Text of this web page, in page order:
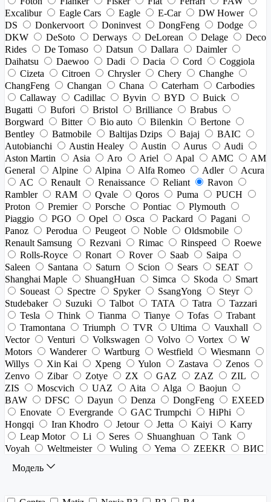
Excalibur
Eagle Cars Eagle E-Car
DW Hower
DS
Donkervoort Doninvest DongFeng
Dodge
DKW
DeSoto Derways DeLorean Delage
Deco
Rides
De Tomaso Datsun Dallara
Daimler
Daihatsu
Daewoo Dadi Dacia Cord
Coggiola
Cizeta
Citroen Chrysler Chery
Changhe
ChangFeng
Changan Chana Caterham
Carbodies
Callaway
Cadillac Byvin BYD
Buick
Bugatti
Bufori Bristol Brilliance
Brabus
Borgward
Bitter Bio auto Bilenkin
Bertone
Bentley
Batmobile Baltijas Dzips Bajaj
BAIC
Autobianchi
Austin Healey Austin Aurus
Audi
Aston Martin
Asia Aro Ariel Apal AMC
AM
General
Alpine Alpina Alfa Romeo Adler
Acura
AC
Renault Renaissance Reliant
Ravon
Rambler
RAM Qvale Qoros Puma
PUCH
Proton
Premier Porsche Pontiac
Plymouth
Piaggio
PGO Opel Osca Packard
Pagani
Panoz
Perodua Peugeot Noble
Oldsmobile
Renault Samsung
Rezvani Rimac Rinspeed
Roewe
Rolls-Royce
Ronart Rover Saab
Saipa
Saleen
Santana Saturn Scion Sears
SEAT
Shanghai Maple
ShuangHuan Simca Skoda
Smart
Soueast
Spectre Spyker SsangYong
Steyr
Studebaker
Suzuki Talbot TATA Tatra
Tazzari
Tesla
Think Tianma Tianye Tofas
Trabant
Tramontana
Triumph TVR Ultima
Vauxhall
Vector
Venturi Volkswagen Volvo Vortex
W
Motors
Wanderer Wartburg Westfield
Wiesmann
Willys
Xin Kai Xpeng Yulon Zastava
Zenos
Zenvo
Zibar Zotye ZX GAZ ZAZ
ZIL
ZIS
Moscvich UAZ Aita Alga
Baojun
BAW
DFSC Dayun Denza DongFeng
EXEED
Enovate
Evergrande GAC Trumpchi
HiPhi
Hongqi
Iran Khodro Jetour Jetta Kaiyi
Karry
Leap Motor
Li Seres Shuanghuan
Tank
Voyah
Weltmeister Wuling Yema ZEEKR
ВИС
Модель